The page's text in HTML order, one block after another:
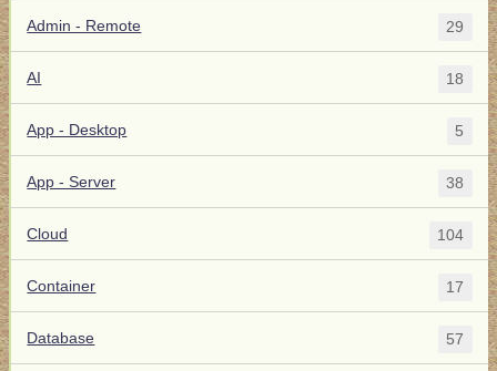
Admin - Remote 29
AI 18
App - Desktop 5
App - Server 38
Cloud 104
Container 17
Database 57